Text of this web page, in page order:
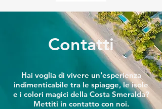
Contatti
Hai voglia di vivere un'esperienza
indimenticabile tra le spiagge, le isole
e i colori magici della Costa Smeralda?
Mettiti in contatto con noi.